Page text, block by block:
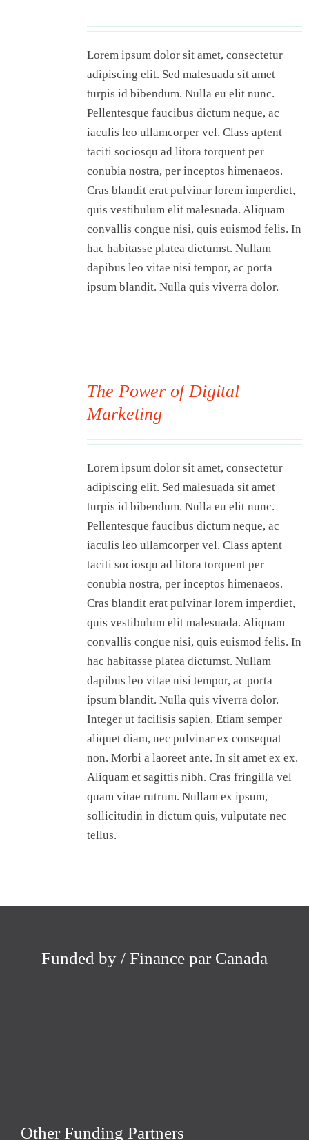
Lorem ipsum dolor sit amet, consectetur
adipiscing elit. Sed malesuada sit amet
turpis id bibendum. Nulla eu elit nunc.
Pellentesque faucibus dictum neque, ac
iaculis leo ullamcorper vel. Class aptent
taciti sociosqu ad litora torquent per
conubia nostra, per inceptos himenaeos.
Cras blandit erat pulvinar lorem imperdiet,
quis vestibulum elit malesuada. Aliquam
convallis congue nisi, quis euismod felis. In
hac habitasse platea dictumst. Nullam
dapibus leo vitae nisi tempor, ac porta
ipsum blandit. Nulla quis viverra dolor.
The Power of Digital
Marketing
Lorem ipsum dolor sit amet, consectetur
adipiscing elit. Sed malesuada sit amet
turpis id bibendum. Nulla eu elit nunc.
Pellentesque faucibus dictum neque, ac
iaculis leo ullamcorper vel. Class aptent
taciti sociosqu ad litora torquent per
conubia nostra, per inceptos himenaeos.
Cras blandit erat pulvinar lorem imperdiet,
quis vestibulum elit malesuada. Aliquam
convallis congue nisi, quis euismod felis. In
hac habitasse platea dictumst. Nullam
dapibus leo vitae nisi tempor, ac porta
ipsum blandit. Nulla quis viverra dolor.
Integer ut facilisis sapien. Etiam semper
aliquet diam, nec pulvinar ex consequat
non. Morbi a laoreet ante. In sit amet ex ex.
Aliquam et sagittis nibh. Cras fringilla vel
quam vitae rutrum. Nullam ex ipsum,
sollicitudin in dictum quis, vulputate nec
tellus.
Funded by / Finance par Canada
Other Funding Partners